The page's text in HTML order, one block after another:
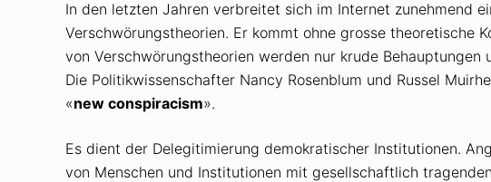
In den letzten Jahren verbreitet sich im Internet zunehmend
Verschwörungstheorien. Er kommt ohne grosse theoretische
von Verschwörungstheorien werden nur krude
Die Politikwissenschafter Nancy Rosenblum und Russel
«new conspiracism».
Es dient der Delegitimierung demokratischer Institutionen.
von Menschen und Institutionen mit gesellschaftlich